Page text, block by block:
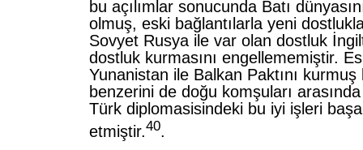
bu açılımlar sonucunda Batı
olmuş, eski bağlantılarla yeni
Sovyet Rusya ile var olan dostluk
dostluk kurmasını engellememiştir.
Yunanistan ile Balkan Paktını
benzerini de doğu komşuları
Türk diplomasisindeki bu iyi işleri
etmiştir.40.